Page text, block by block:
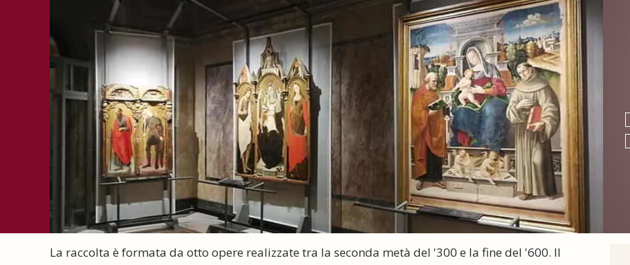
La raccolta è formata da otto opere realizzate tra la seconda metà del '300 e la fine del '600. Il